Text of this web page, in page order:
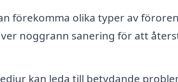
förekomma olika typer av
noggrann sanering för att
kan leda till betydande